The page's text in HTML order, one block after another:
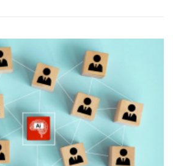
藏股，展現營運信心。